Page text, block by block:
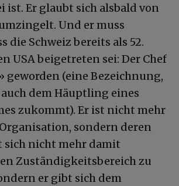
ist. Er glaubt sich alsbald von
Und er muss
die Schweiz bereits als 52.
USA beigetreten sei: Der Chef
geworden (eine Bezeichnung,
dem Häuptling eines
zukommt). Er ist nicht mehr
sondern deren
sich nicht mehr damit
Zuständigkeitsbereich zu
er gibt sich dem